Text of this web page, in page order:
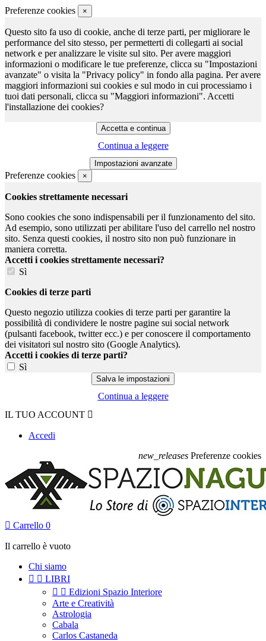
Preferenze cookies ×
Questo sito fa uso di cookie, anche di terze parti, per migliorare le
performance del sito stesso, per permetterti di collegarti ai social
network e per analizzare le visite sul sito. Per avere maggiori
informazioni o modificare le tue preferenze, clicca su "Impostazioni
avanzate" o visita la "Privacy policy" in fondo alla pagina. Per avere
maggiori informazioni sui cookies e sul modo in cui processiamo i
tuoi dati personali, clicca su "Maggiori informazioni". Accetti
l'installazione dei cookies?
Continua a leggere
Preferenze cookies ×
Cookies strettamente necessari
Sono cookies che sono indispensabili per il funzionamento del sito.
Ad esempio, sono utilizzati per abilitare l'uso del carrello nel nostro
sito. Senza questi cookies, il nostro sito non può funzionare in
maniera corretta.
Accetti i cookies strettamente necessari?
Sì
Cookies di terze parti
Questo negozio utilizza cookies di terze parti per garantire la
possibilità di condividere le nostre pagine sui social network
(pulsanti facebook, twitter ecc.) e per conoscere il comportamento
dei visitatori sul nostro sito (Google Analytics).
Accetti i cookies di terze parti?
Sì
Continua a leggere
IL TUO ACCOUNT 
Accedi
new_releases Preferenze cookies
 Carrello 0
Il carrello è vuoto
Chi siamo
  LIBRI
  Edizioni Spazio Interiore
Arte e Creatività
Astrologia
Cabala
Carlos Castaneda